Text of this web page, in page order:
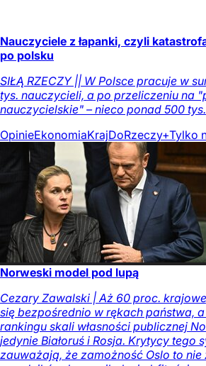
Nauczyciele z łapanki, czyli
po polsku
SIŁĄ RZECZY || W Polsce pracuje w
tys. nauczycieli, a po przeliczeniu na
nauczycielskie" – nieco ponad 500
OpinieEkonomiaKrajDoRzeczy+Tylko
Norweski model pod lupą
Cezary Zawalski | Aż 60 proc.
się bezpośrednio w rękach państwa,
rankingu skali własności publicznej
jedynie Białoruś i Rosja. Krytycy tego
zauważają, że zamożność Oslo to nie